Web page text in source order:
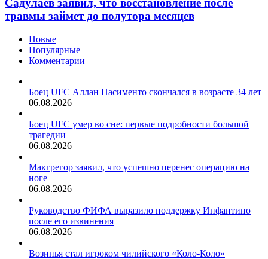
Садулаев заявил, что восстановление после
травмы займет до полутора месяцев
Новые
Популярные
Комментарии
Боец UFC Аллан Насименто скончался в возрасте 34 лет
06.08.2026
Боец UFC умер во сне: первые подробности большой
трагедии
06.08.2026
Макгрегор заявил, что успешно перенес операцию на
ноге
06.08.2026
Руководство ФИФА выразило поддержку Инфантино
после его извинения
06.08.2026
Возинья стал игроком чилийского «Коло-Коло»